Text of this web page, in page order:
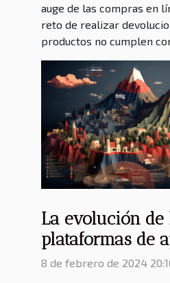
auge de las compras en
reto de realizar
productos no cumplen
La evolución de
plataformas de
línea y su
8 de febrero de 2024